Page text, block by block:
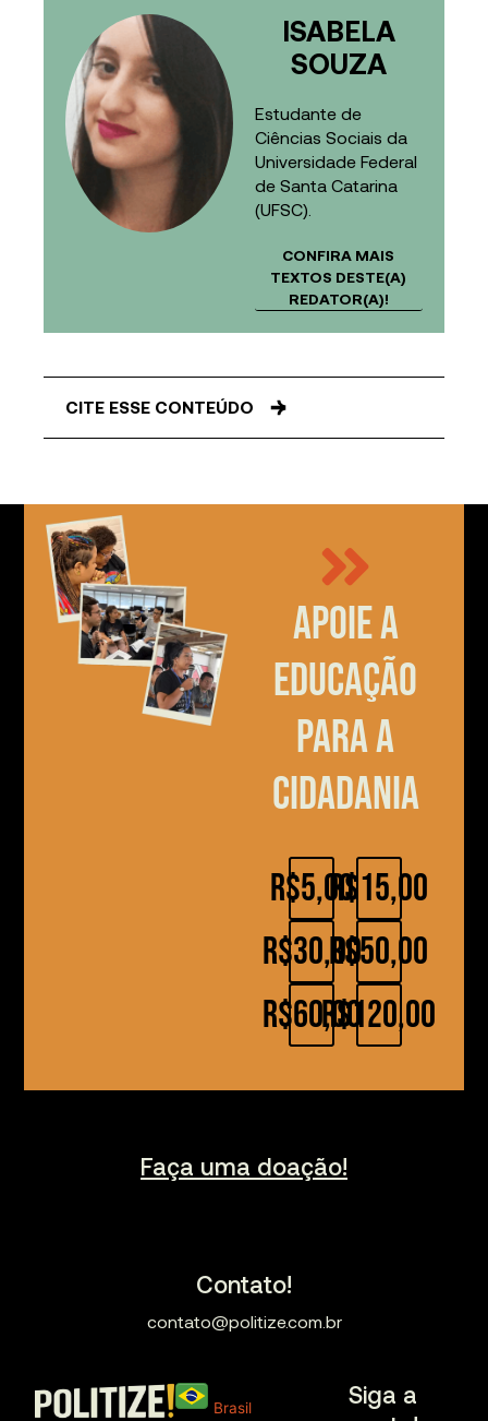
ISABELA
SOUZA
Estudante de
Ciências Sociais da
Universidade Federal
de Santa Catarina
(UFSC).
CONFIRA MAIS
TEXTOS DESTE(A)
REDATOR(A)!
CITE ESSE CONTEÚDO
Apoie a
educação
para a
cidadania
R$5,00
R$30,00
R$60,00
R$15,00
R$50,00
R$120,00
Faça uma doação!
Contato!
contato@politize.com.br
Brasil
Siga a